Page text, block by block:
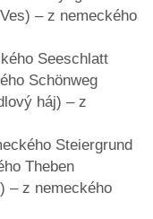
– z nemeckého
Seeschlatt
Schönweg
háj) – z
Steiergrund
Theben
– z nemeckého